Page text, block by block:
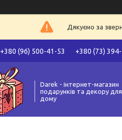
Дякуємо за
+380 (96) 500-41-53 +380 (73)
Darek - інтернет-магазин
подарунків та декору для
дому